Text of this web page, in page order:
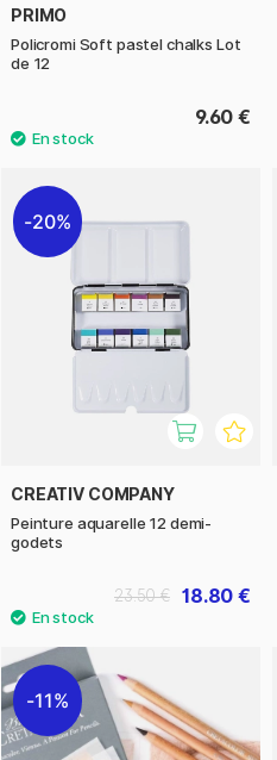
PRIMO
Policromi Soft pastel chalks Lot
de 12
9.60 €
20%
CREATIV COMPANY
Peinture aquarelle 12 demi-
godets
18.80 €
23.50 €
11%